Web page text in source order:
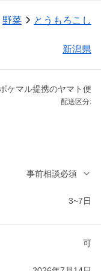
野菜 とうもろこし
新潟県
ポケマル提携のヤマト便
配送区分:
事前相談必須
3~7日
可